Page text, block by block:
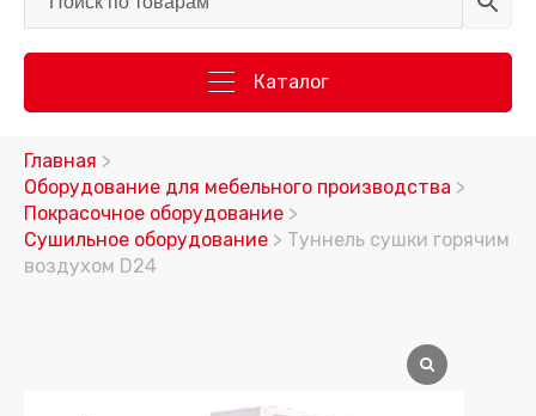
Каталог
Главная >
Оборудование для мебельного производства >
Покрасочное оборудование >
Сушильное оборудование > Туннель сушки горячим
воздухом D24